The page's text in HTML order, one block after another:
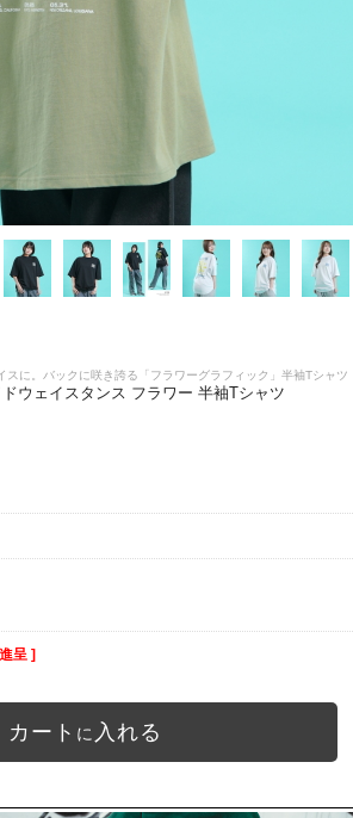
スに。バックに咲き誇る「フラワーグラフィック」半袖Tシャツ
ウェイスタンス フラワー 半袖Tシャツ
呈 ]
カート に 入れる